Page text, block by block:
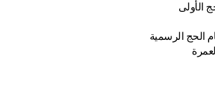
الأولى
الحج الرسمية